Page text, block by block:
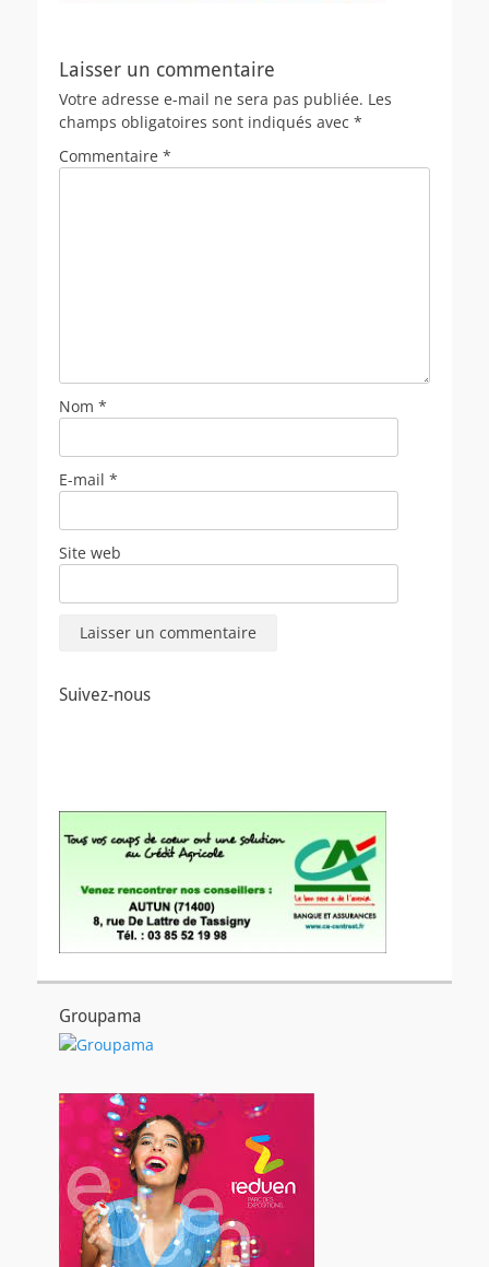
Laisser un commentaire
Votre adresse e-mail ne sera pas publiée. Les
champs obligatoires sont indiqués avec *
Commentaire *
Nom *
E-mail *
Site web
Suivez-nous
Groupama